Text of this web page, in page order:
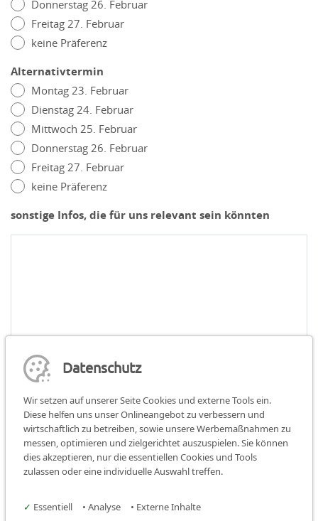
Donnerstag 26. Februar
Freitag 27. Februar
keine Präferenz
Alternativtermin
Montag 23. Februar
Dienstag 24. Februar
Mittwoch 25. Februar
Donnerstag 26. Februar
Freitag 27. Februar
keine Präferenz
sonstige Infos, die für uns relevant sein könnten
Absenden
Teilen:
Datenschutz
Wir setzen auf unserer Seite Cookies und externe Tools ein.
Diese helfen uns unser Onlineangebot zu verbessern und
wirtschaftlich zu betreiben, sowie unsere Werbemaßnahmen zu
messen, optimieren und zielgerichtet auszuspielen. Sie können
dies akzeptieren, nur die essentiellen Cookies und Tools
zulassen oder eine individuelle Auswahl treffen.
✓ Essentiell • Analyse • Externe Inhalte